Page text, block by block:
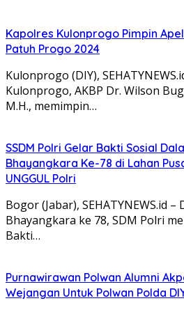
Kapolres Kulonprogo Pimpin
Patuh Progo 2024
Kulonprogo (DIY),
Kulonprogo, AKBP Dr. Wilson
M.H., memimpin…
SSDM Polri Gelar Bakti Sosial
Bhayangkara Ke-78 di Lahan
UNGGUL Polri
Bogor (Jabar), SEHATYNEWS.id
Bhayangkara ke 78, SDM Polri
Bakti…
Purnawirawan Polwan Alumni
Wejangan Untuk Polwan Polda